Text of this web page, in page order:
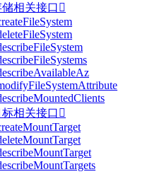
相关接口 
相关接口 